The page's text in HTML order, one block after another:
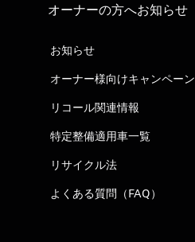
オーナーの方へお知らせ
お知らせ
オーナー様向けキャンペーン
リコール関連情報
特定整備適用車一覧
リサイクル法
よくある質問（FAQ）